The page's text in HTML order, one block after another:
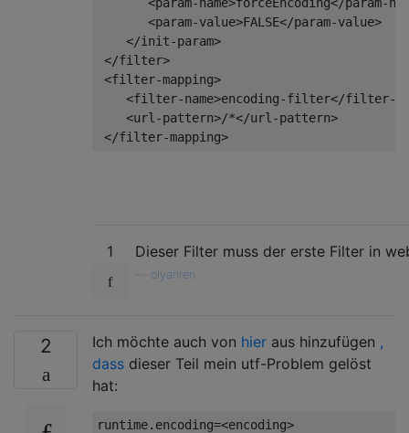
<param-value>FALSE</param-value>
</init-param>
</filter>
<filter-mapping>
<filter-name>encoding-filter</filter-
<url-pattern>/*</url-pattern>
</filter-mapping>
1 Dieser Filter muss der erste Filter in
olyanren
2 Ich möchte auch von hier aus hinzufügen ,
dass dieser Teil mein utf-Problem gelöst
hat:
runtime. encoding=<encoding>